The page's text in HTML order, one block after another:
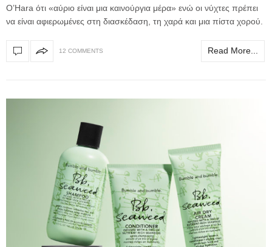
O’Hara ότι «αύριο είναι μια καινούργια μέρα» ενώ οι νύχτες πρέπει
να είναι αφιερωμένες στη διασκέδαση, τη χαρά και μια πίστα χορού.
12 COMMENTS Read More...